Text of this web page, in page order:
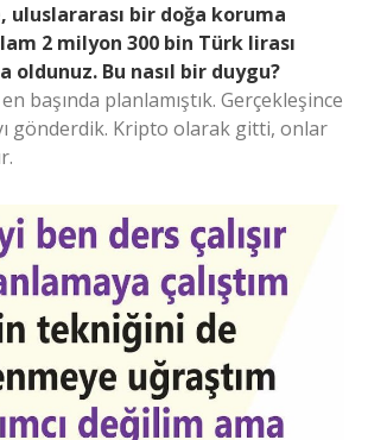
uluslararası bir doğa koruma
2 milyon 300 bin Türk lirası
oldunuz. Bu nasıl bir duygu?
başında planlamıştık. Gerçekleşince
gönderdik. Kripto olarak gitti, onlar